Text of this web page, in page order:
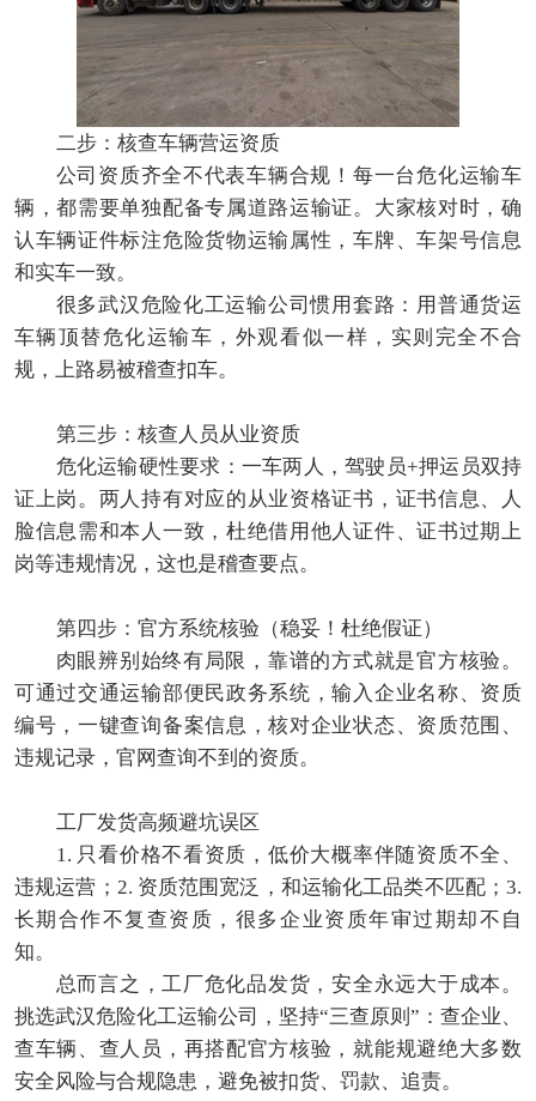
二步：核查车辆营运资质
公司资质齐全不代表车辆合规！每一台危化运输车
辆，都需要单独配备专属道路运输证。大家核对时，确
认车辆证件标注危险货物运输属性，车牌、车架号信息
和实车一致。
很多武汉危险化工运输公司惯用套路：用普通货运
车辆顶替危化运输车，外观看似一样，实则完全不合
规，上路易被稽查扣车。
第三步：核查人员从业资质
危化运输硬性要求：一车两人，驾驶员+押运员双持
证上岗。两人持有对应的从业资格证书，证书信息、人
脸信息需和本人一致，杜绝借用他人证件、证书过期上
岗等违规情况，这也是稽查要点。
第四步：官方系统核验（稳妥！杜绝假证）
肉眼辨别始终有局限，靠谱的方式就是官方核验。
可通过交通运输部便民政务系统，输入企业名称、资质
编号，一键查询备案信息，核对企业状态、资质范围、
违规记录，官网查询不到的资质。
工厂发货高频避坑误区
1. 只看价格不看资质，低价大概率伴随资质不全、
违规运营；2. 资质范围宽泛，和运输化工品类不匹配；3.
长期合作不复查资质，很多企业资质年审过期却不自
知。
总而言之，工厂危化品发货，安全永远大于成本。
挑选武汉危险化工运输公司，坚持“三查原则”：查企业、
查车辆、查人员，再搭配官方核验，就能规避绝大多数
安全风险与合规隐患，避免被扣货、罚款、追责。